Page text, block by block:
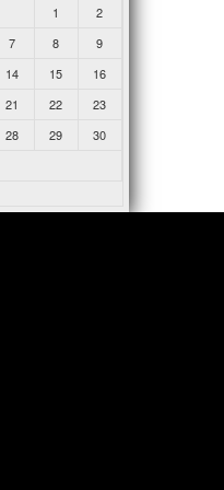
1
2
7 8
9
14 15
16
21 22
23
28 29
30